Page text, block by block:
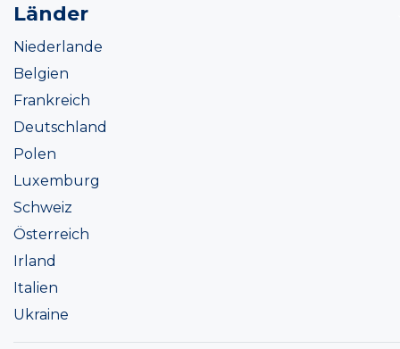
Länder
Niederlande
Belgien
Frankreich
Deutschland
Polen
Luxemburg
Schweiz
Österreich
Irland
Italien
Ukraine